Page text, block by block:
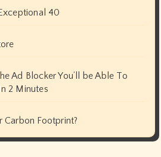
40
Ad Blocker You’ll be Able To
2 Minutes
Carbon Footprint?